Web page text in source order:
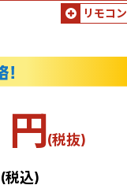
リモコン
円(税抜)
(税込)